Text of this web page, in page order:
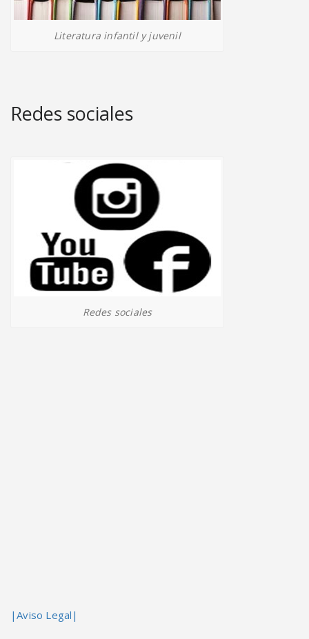
Literatura infantil y juvenil
Redes sociales
Redes sociales
|Aviso Legal|